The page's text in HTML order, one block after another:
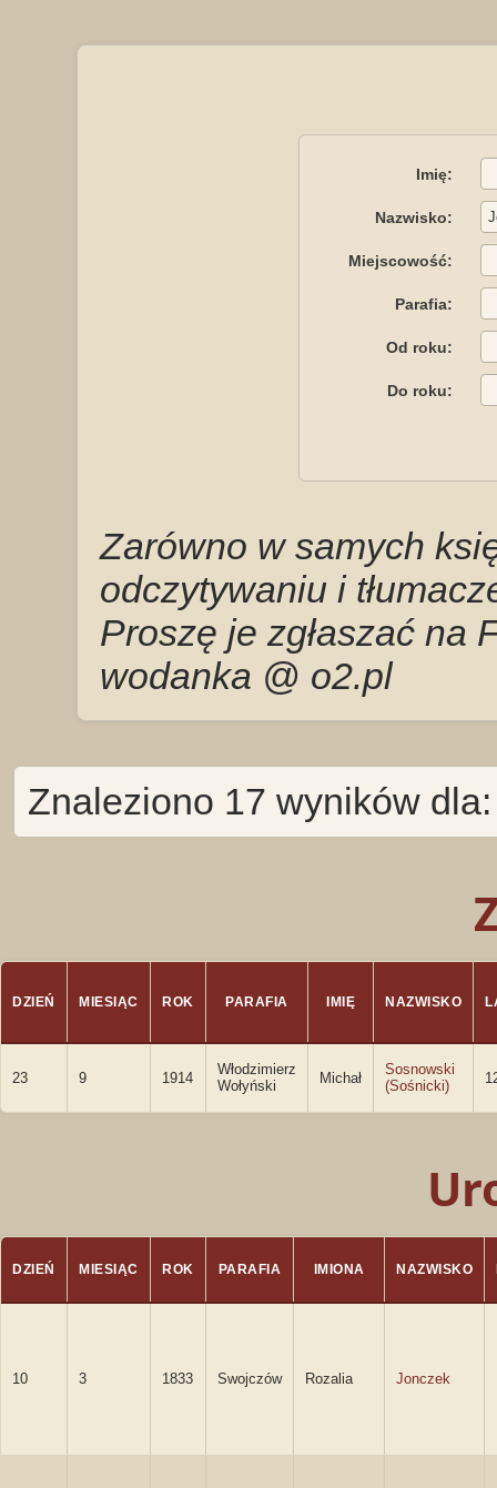
Imię:
Nazwisko:
Miejscowość:
Parafia:
Od roku:
Do roku:
Zarówno w samych
odczytywaniu i
Proszę je zgłaszać na
wodanka @ o2.pl
Znaleziono 17 wyników
DZIEŃ MIESIĄC ROK PARAFIA IMIĘ NAZWISKO
23 9 1914
Włodzimierz
Wołyński
Michał
Sosnowski
(Sośnicki)
DZIEŃ MIESIĄC ROK PARAFIA IMIONA NAZWISKO
10 3 1833 Swojczów Rozalia Jonczek